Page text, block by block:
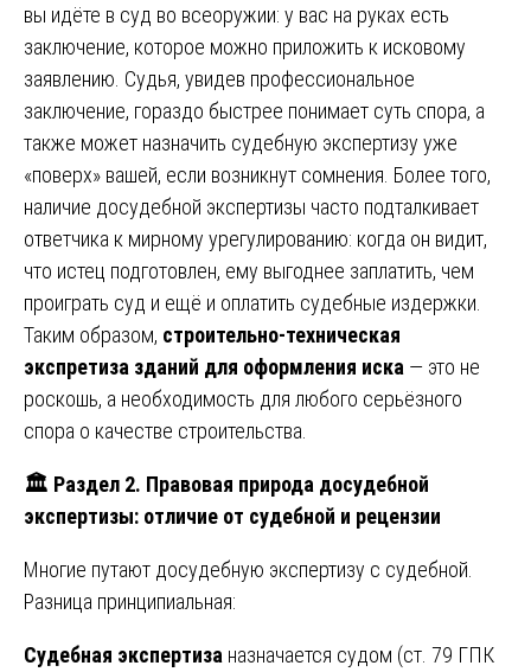
вы идёте в суд во всеоружии: у вас на руках есть
заключение, которое можно приложить к исковому
заявлению. Судья, увидев профессиональное
заключение, гораздо быстрее понимает суть спора, а
также может назначить судебную экспертизу уже
«поверх» вашей, если возникнут сомнения. Более того,
наличие досудебной экспертизы часто подталкивает
ответчика к мирному урегулированию: когда он видит,
что истец подготовлен, ему выгоднее заплатить, чем
проиграть суд и ещё и оплатить судебные издержки.
Таким образом, строительно-техническая
экспретиза зданий для оформления иска — это не
роскошь, а необходимость для любого серьёзного
спора о качестве строительства.
🏛 ️ Раздел 2. Правовая природа досудебной
экспертизы: отличие от судебной и рецензии
Многие путают досудебную экспертизу с судебной.
Разница принципиальная:
Судебная экспертиза назначается судом (ст. 79 ГПК